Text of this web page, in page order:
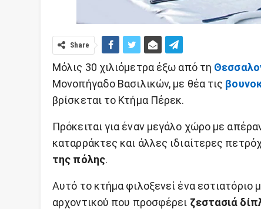
Share
Μόλις 30 χιλιόμετρα έξω από τη
Μονοπήγαδο Βασιλικών, με θέα τις
βρίσκεται το Κτήμα Πέρεκ.
Πρόκειται για έναν μεγάλο χώρο με
καταρράκτες και άλλες ιδιαίτερες
της πόλης.
Αυτό το κτήμα φιλοξενεί ένα εστιατόριο
αρχοντικού που προσφέρει ζεστασιά